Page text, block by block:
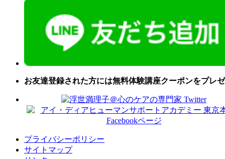
お友達登録された方には無料体験講座クーポンをプレ
プライバシーポリシー
サイトマップ